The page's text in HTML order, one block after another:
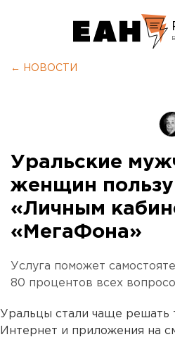
← НОВОСТИ
Уральские
женщин
«Личным
«МегаФона»
Услуга поможет
80 процентов всех
Уральцы стали чаще решать
Интернет и приложения на